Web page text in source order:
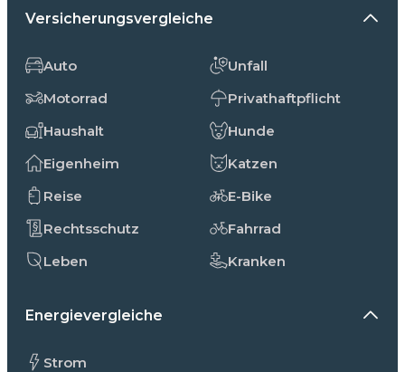
Versicherungsvergleiche
Auto
Motorrad
Haushalt
Eigenheim
Reise
Rechtsschutz
Leben
Unfall
Privathaftpflicht
Hunde
Katzen
E-Bike
Fahrrad
Kranken
Energievergleiche
Strom